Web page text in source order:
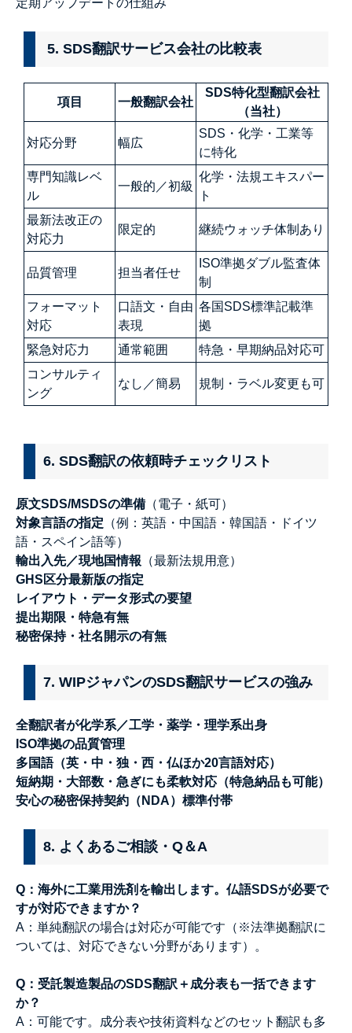
定期アップデートの仕組み
5. SDS翻訳サービス会社の比較表
項目 一般翻訳会社
SDS特化型翻訳会社
（当社）
対応分野 幅広
SDS・化学・工業等
に特化
専門知識レベ
ル
一般的／初級
化学・法規エキスパー
ト
最新法改正の
対応力
限定的 継続ウォッチ体制あり
品質管理 担当者任せ
ISO準拠ダブル監査体
制
フォーマット
対応
口語文・自由
表現
各国SDS標準記載準
拠
緊急対応力
通常範囲
特急・早期納品対応可
コンサルティ
ング
なし／簡易 規制・ラベル変更も可
6. SDS翻訳の依頼時チェックリスト
原文SDS/MSDSの準備 （電子・紙可）
対象言語の指定 （例：英語・中国語・韓国語・ドイツ
語・スペイン語等）
輸出入先／現地国情報 （最新法規用意）
GHS区分最新版の指定
レイアウト・データ形式の要望
提出期限・特急有無
秘密保持・社名開示の有無
7. WIPジャパンのSDS翻訳サービスの強み
全翻訳者が化学系／工学・薬学・理学系出身
ISO準拠の品質管理
多国語（英・中・独・西・仏ほか20言語対応）
短納期・大部数・急ぎにも柔軟対応（特急納品も可能）
安心の秘密保持契約（NDA）標準付帯
8. よくあるご相談・Q＆A
Q：海外に工業用洗剤を輸出します。仏語SDSが必要で
すが対応できますか？
A ：単純翻訳の場合は対応が可能です（※法準拠翻訳に
ついては、対応できない分野があります）。
Q：受託製造製品のSDS翻訳＋成分表も一括できます
か？
A：可能です。成分表や技術資料などのセット翻訳も多